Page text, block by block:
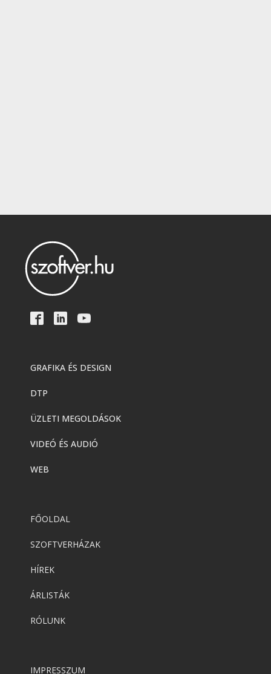
GRAFIKA ÉS DESIGN
DTP
ÜZLETI MEGOLDÁSOK
VIDEÓ ÉS AUDIÓ
WEB
FŐOLDAL
SZOFTVERHÁZAK
HÍREK
ÁRLISTÁK
RÓLUNK
IMPRESSZUM